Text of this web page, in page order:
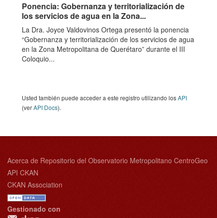
Ponencia: Gobernanza y territorialización de
los servicios de agua en la Zona...
La Dra. Joyce Valdovinos Ortega presentó la ponencia
“Gobernanza y territorialización de los servicios de agua
en la Zona Metropolitana de Querétaro” durante el III
Coloquio...
Usted también puede acceder a este registro utilizando losAPI
(verAPI Docs).
Acerca de Repositorio del Observatorio Metropolitano CentroGeo
API CKAN
CKAN Association
Gestionado con